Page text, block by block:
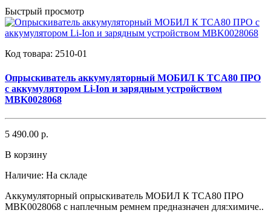
Быстрый просмотр
Код товара: 2510-01
Опрыскиватель аккумуляторный МОБИЛ К TCA80 ПРО
с аккумулятором Li-Ion и зарядным устройством
MBK0028068
5 490.00 р.
В корзину
Наличие: На складе
Аккумуляторный опрыскиватель МОБИЛ К TCA80 ПРО
MBK0028068 с наплечным ремнем предназначен для:химиче..